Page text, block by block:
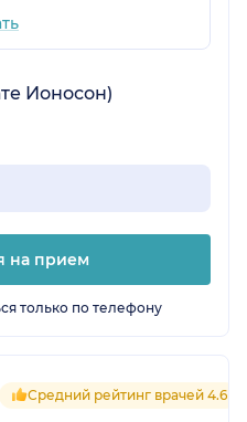
Ионосон)
на прием
только по телефону
Средний рейтинг врачей 4.6